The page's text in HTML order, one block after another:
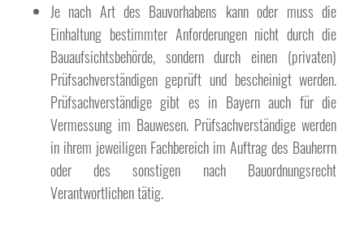
Je nach Art des Bauvorhabens kann oder muss die
Einhaltung bestimmter Anforderungen nicht durch die
Bauaufsichtsbehörde, sondern durch einen (privaten)
Prüfsachverständigen geprüft und bescheinigt werden.
Prüfsachverständige gibt es in Bayern auch für die
Vermessung im Bauwesen. Prüfsachverständige werden
in ihrem jeweiligen Fachbereich im Auftrag des Bauherrn
oder des sonstigen nach Bauordnungsrecht
Verantwortlichen tätig.